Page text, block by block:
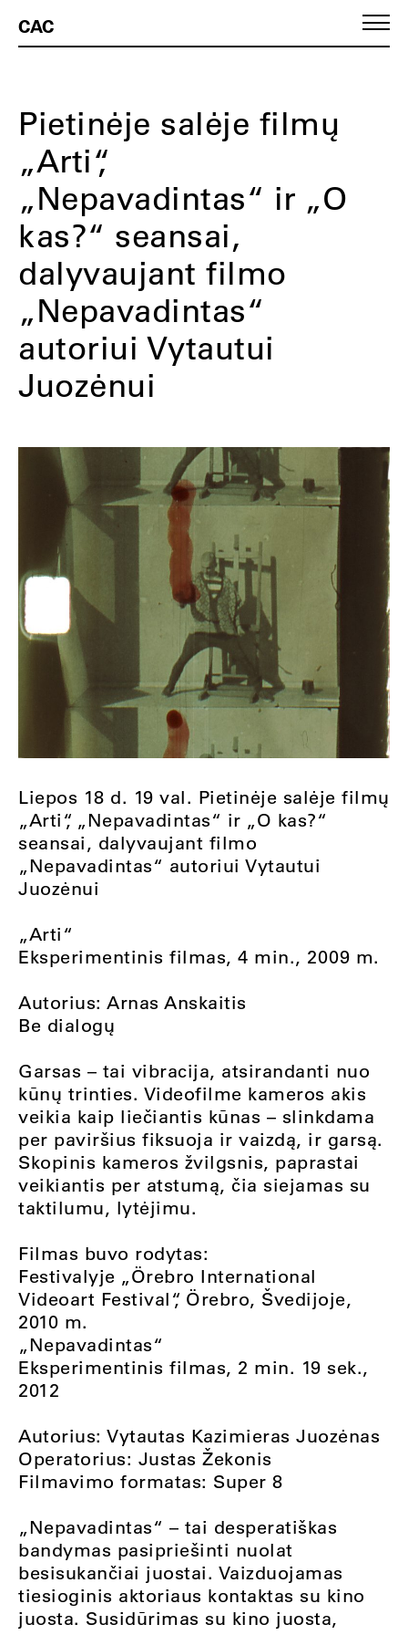
CAC
Pietinėje salėje filmų
„Arti“,
„Nepavadintas“ ir „O
kas?“ seansai,
dalyvaujant filmo
„Nepavadintas“
autoriui Vytautui
Juozėnui
Liepos 18 d. 19 val. Pietinėje salėje filmų
„Arti“, „Nepavadintas“ ir „O kas?“
seansai, dalyvaujant filmo
„Nepavadintas“ autoriui Vytautui
Juozėnui
„Arti“
Eksperimentinis filmas, 4 min., 2009 m.
Autorius: Arnas Anskaitis
Be dialogų
Garsas – tai vibracija, atsirandanti nuo
kūnų trinties. Videofilme kameros akis
veikia kaip liečiantis kūnas – slinkdama
per paviršius fiksuoja ir vaizdą, ir garsą.
Skopinis kameros žvilgsnis, paprastai
veikiantis per atstumą, čia siejamas su
taktilumu, lytėjimu.
Filmas buvo rodytas:
Festivalyje „Örebro International
Videoart Festival“, Örebro, Švedijoje,
2010 m.
„Nepavadintas“
Eksperimentinis filmas, 2 min. 19 sek.,
2012
Autorius: Vytautas Kazimieras Juozėnas
Operatorius: Justas Žekonis
Filmavimo formatas: Super 8
„Nepavadintas“ – tai desperatiškas
bandymas pasipriešinti nuolat
besisukančiai juostai. Vaizduojamas
tiesioginis aktoriaus kontaktas su kino
juosta. Susidūrimas su kino juosta,